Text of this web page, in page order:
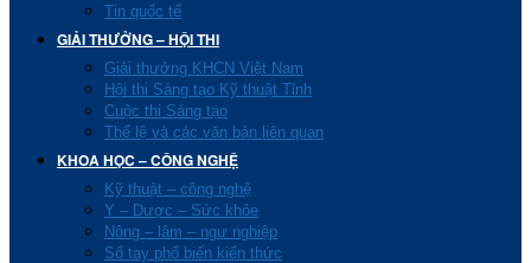
Tin quốc tế
GIẢI THƯỞNG – HỘI THI
Giải thưởng KHCN Việt Nam
Hội thi Sáng tạo Kỹ thuật Tỉnh
Cuộc thi Sáng tạo
Thể lệ và các văn bản liên quan
KHOA HỌC – CÔNG NGHỆ
Kỹ thuật – công nghệ
Y – Dược – Sức khỏe
Nông – lâm – ngư nghiệp
Sổ tay phổ biến kiến thức